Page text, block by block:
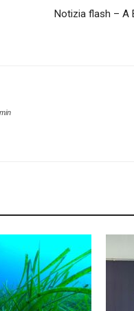
Notizia flash – A